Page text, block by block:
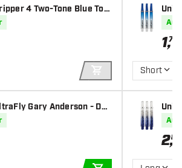
4 Two-Tone Blue Top
IN DEN
Gary Anderson - Dar
rt
Auf
1,75
Short
rt
Auf
2,85